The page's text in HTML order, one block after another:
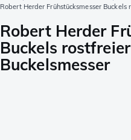
Robert Herder Frühstücksmesser
Robert Herder
Buckels
Buckelsmesser